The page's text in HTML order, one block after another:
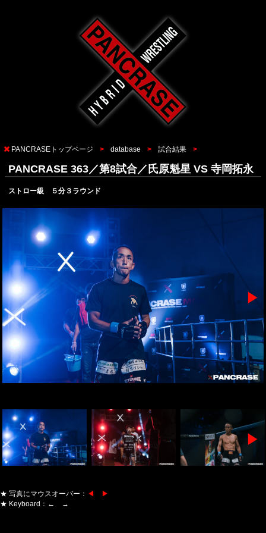
PANCRASEトップページ database 試合結果
PANCRASE 363／第8試合／氏原魁星 VS 寺岡拓永
ストロー級 ５分３ラウンド
▶
▶
★ 写真にマウスオーバー： ◀ ▶
★ Keyboard：← →